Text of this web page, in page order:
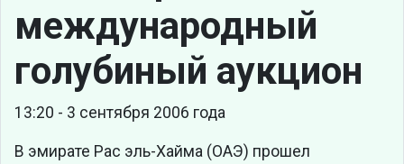
международный
голубиный аукцион
13:20 - 3 сентября 2006 года
В эмирате Рас эль-Хайма (ОАЭ) прошел